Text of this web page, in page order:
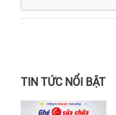
TIN TỨC NỔI BẬT